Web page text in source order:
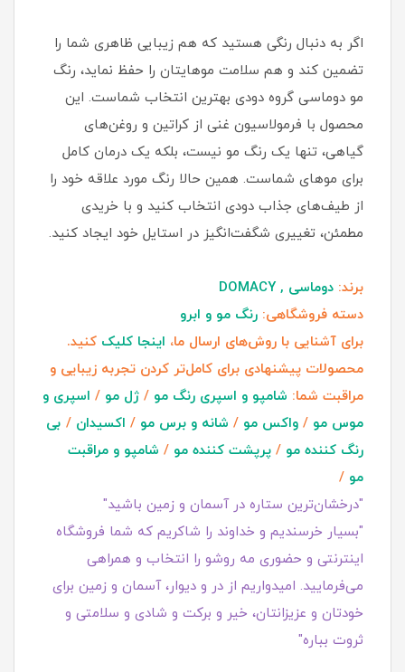
اگر به دنبال رنگی هستید که هم زیبایی ظاهری شما را
تضمین کند و هم سلامت موهایتان را حفظ نماید، رنگ
مو دوماسی گروه دودی بهترین انتخاب شماست. این
محصول با فرمولاسیون غنی از کراتین و روغن‌های
گیاهی، تنها یک رنگ مو نیست، بلکه یک درمان کامل
برای موهای شماست. همین حالا رنگ مورد علاقه خود را
از طیف‌های جذاب دودی انتخاب کنید و با خریدی
مطمئن، تغییری شگفت‌انگیز در استایل خود ایجاد کنید.
برند: دوماسی , DOMACY
دسته فروشگاهی: رنگ مو و ابرو
برای آشنایی با روش‌های ارسال ما، اینجا کلیک کنید.
محصولات پیشنهادی برای کامل‌تر کردن تجربه زیبایی و
مراقبت شما: شامپو و اسپری رنگ مو / ژل مو / اسپری و
موس مو / واکس مو / شانه و برس مو / اکسیدان / بی
رنگ کننده مو / پرپشت کننده مو / شامپو و مراقبت
مو /
"درخشان‌ترین ستاره در آسمان و زمین باشید"
"بسیار خرسندیم و خداوند را شاکریم که شما فروشگاه
اینترنتی و حضوری مه روشو را انتخاب و همراهی
می‌فرمایید. امیدواریم از در و دیوار، آسمان و زمین برای
خودتان و عزیزانتان، خیر و برکت و شادی و سلامتی و
ثروت بباره"